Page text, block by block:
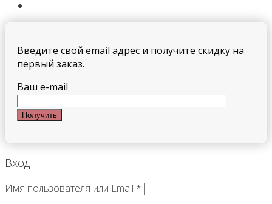
Введите свой email адрес и получите скидку на
первый заказ.
Ваш e-mail
Вход
Имя пользователя или Email *